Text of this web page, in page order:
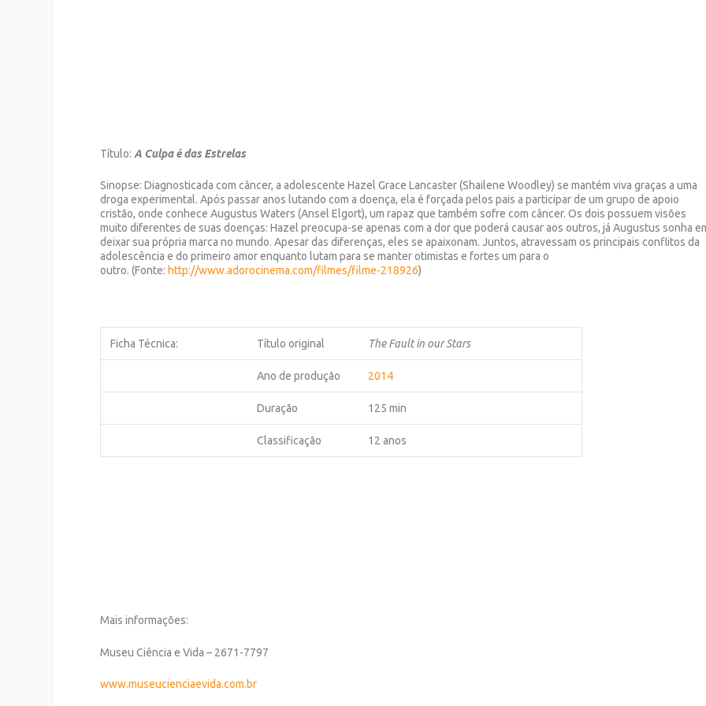
Título: A Culpa é das Estrelas
Sinopse: Diagnosticada com câncer, a adolescente Hazel Grace Lancaster (Shailene Woodley) se mantém viva graças a uma
droga experimental. Após passar anos lutando com a doença, ela é forçada pelos pais a participar de um grupo de apoio
cristão, onde conhece Augustus Waters (Ansel Elgort), um rapaz que também sofre com câncer. Os dois possuem visões
muito diferentes de suas doenças: Hazel preocupa-se apenas com a dor que poderá causar aos outros, já Augustus sonha
deixar sua própria marca no mundo. Apesar das diferenças, eles se apaixonam. Juntos, atravessam os principais conflitos da
adolescência e do primeiro amor enquanto lutam para se manter otimistas e fortes um para o
outro. (Fonte: http://www.adorocinema.com/filmes/filme-218926)
Ficha Técnica: Título original The Fault in our Stars
Ano de produção 2014
Duração 125 min
Classificação 12 anos
Mais informações:
Museu Ciência e Vida – 2671-7797
www.museucienciaevida.com.br